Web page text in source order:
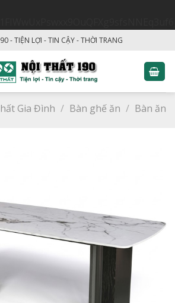
- TIỆN LỢI - TIN CẬY - THỜI TRANG
Gia Đình / Bàn ghế ăn / Bàn ăn